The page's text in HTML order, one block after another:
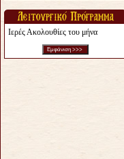
Ιερές Ακολουθίες του μήνα